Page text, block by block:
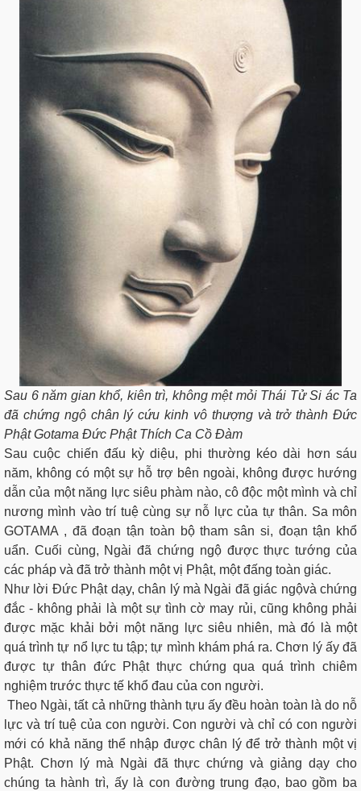
Sau 6 năm gian khổ, kiên trì, không mệt mỏi Thái Tử Si ác Ta
đã chứng ngộ chân lý cứu kinh vô thượng và trở thành Đức
Phật Gotama Đức Phật Thích Ca Cồ Đàm
Sau cuộc chiến đấu kỳ diệu, phi thường kéo dài hơn sáu
năm, không có một sự hỗ trợ bên ngoài, không được hướng
dẫn của một năng lực siêu phàm nào, cô độc một mình và chỉ
nương mình vào trí tuệ cùng sự nỗ lực của tự thân. Sa môn
GOTAMA , đã đoạn tận toàn bộ tham sân si, đoạn tận khổ
uẩn. Cuối cùng, Ngài đã chứng ngộ được thực tướng của
các pháp và đã trở thành một vị Phật, một đấng toàn giác.
Như lời Đức Phật dạy, chân lý mà Ngài đã giác ngộvà chứng
đắc - không phải là một sự tình cờ may rủi, cũng không phải
được mặc khải bởi một năng lực siêu nhiên, mà đó là một
quá trình tự nổ lực tu tập; tự mình khám phá ra. Chơn lý ấy đã
được tự thân đức Phật thực chứng qua quá trình chiêm
nghiệm trước thực tế khổ đau của con người.
Theo Ngài, tất cả những thành tựu ấy đều hoàn toàn là do nỗ
lực và trí tuệ của con người. Con người và chỉ có con người
mới có khả năng thể nhập được chân lý để trở thành một vị
Phật. Chơn lý mà Ngài đã thực chứng và giảng dạy cho
chúng ta hành trì, ấy là con đường trung đạo, bao gồm ba